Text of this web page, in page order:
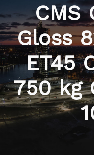
CMS
Gloss
ET45
750 kg